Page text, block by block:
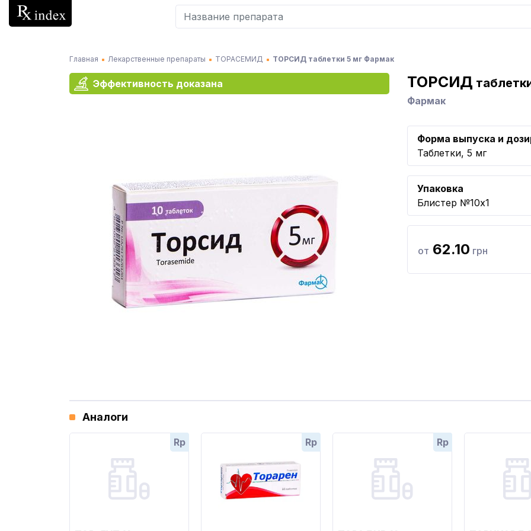
Главная Лекарственные препараты ТОРАСЕМИД ТОРСИД таблетки 5 мг Фармак
Эффективность доказана ТОРСИД
Фармак
Форма выпуска и
Таблетки, 5 мг
Упаковка
Блистер №10x1
от 62.10 грн
Аналоги
Rp Rp Rp